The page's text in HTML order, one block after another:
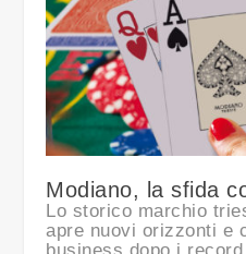
Modiano, la sfida
Lo storico marchio
apre nuovi orizzonti e